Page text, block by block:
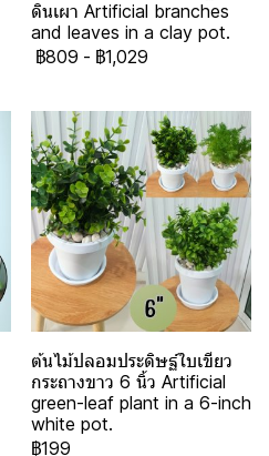
ดินเผา Artificial branches
and leaves in a clay pot.
฿809 - ฿1,029
ต้นไม้ปลอมประดิษฐ์ใบเขียว
กระถางขาว 6 นิ้ว Artificial
green-leaf plant in a 6-inch
white pot.
฿199